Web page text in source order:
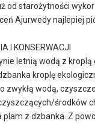
od starożytności
Ajurwedy najlepiej
I KONSERWACJI
letnią wodą z kroplą
kroplę
zwykłą wodą,
środków
plam z dzbanka. Z